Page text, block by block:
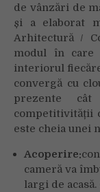
de vânzări de
și a elaborat
Arhitectură /
modul în care
interiorul
convergă cu
prezente cât
competitivității
este cheia unei
Acoperire:
cameră va
largi de